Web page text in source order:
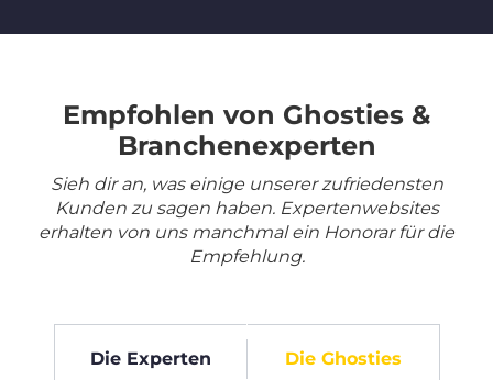
Empfohlen von Ghosties &
Branchenexperten
Sieh dir an, was einige unserer zufriedensten
Kunden zu sagen haben. Expertenwebsites
erhalten von uns manchmal ein Honorar für die
Empfehlung.
Die Experten Die Ghosties